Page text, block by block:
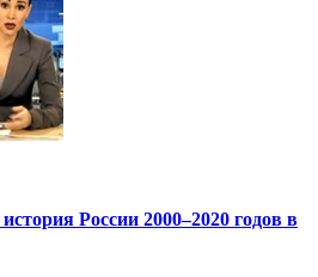
России 2000–2020 годов в